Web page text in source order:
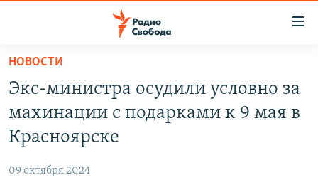
упрощенного
доступа
основному
Вернутся
АВТОРСКИЕ ПРОЕКТЫ
МНЕНИЯ
НОВОСТИ
Экс-министра осудили условно за
махинации с подарками к 9 мая в
Красноярске
09 октября 2024